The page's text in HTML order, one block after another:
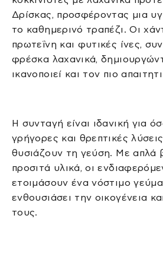
Δρίσκας, προσφέροντας μια
το καθημερινό τραπέζι. Οι
πρωτεΐνη και φυτικές ίνες,
φρέσκα λαχανικά,
ικανοποιεί και τον πιο
Η συνταγή είναι ιδανική για
γρήγορες και θρεπτικές
θυσιάζουν τη γεύση. Με απλά
προσιτά υλικά, οι
ετοιμάσουν ένα νόστιμο
ενθουσιάσει την οικογένεια
τους.